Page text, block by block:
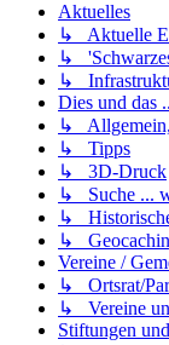
Aktuelles
↳ Aktuelle
↳
↳
Dies und das
↳
↳ Tipps
↳ 3D-Druck
↳ Suche ...
↳
↳
Vereine /
↳ Ortsrat/
↳ Vereine
Stiftungen